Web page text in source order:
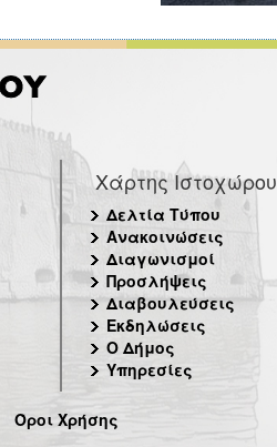
Χάρτης Ιστοχώρου
Δελτία Τύπου
Ανακοινώσεις
Διαγωνισμοί
Προσλήψεις
Διαβουλεύσεις
Εκδηλώσεις
Ο Δήμος
Υπηρεσίες
Όροι Χρήσης